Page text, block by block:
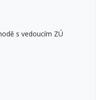
s vedoucím ZÚ